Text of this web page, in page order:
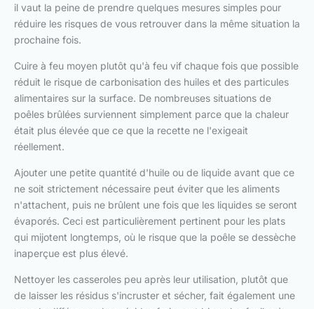
il vaut la peine de prendre quelques mesures simples pour
réduire les risques de vous retrouver dans la même situation la
prochaine fois.
Cuire à feu moyen plutôt qu'à feu vif chaque fois que possible
réduit le risque de carbonisation des huiles et des particules
alimentaires sur la surface. De nombreuses situations de
poêles brûlées surviennent simplement parce que la chaleur
était plus élevée que ce que la recette ne l'exigeait
réellement.
Ajouter une petite quantité d'huile ou de liquide avant que ce
ne soit strictement nécessaire peut éviter que les aliments
n'attachent, puis ne brûlent une fois que les liquides se seront
évaporés. Ceci est particulièrement pertinent pour les plats
qui mijotent longtemps, où le risque que la poêle se dessèche
inaperçue est plus élevé.
Nettoyer les casseroles peu après leur utilisation, plutôt que
de laisser les résidus s'incruster et sécher, fait également une